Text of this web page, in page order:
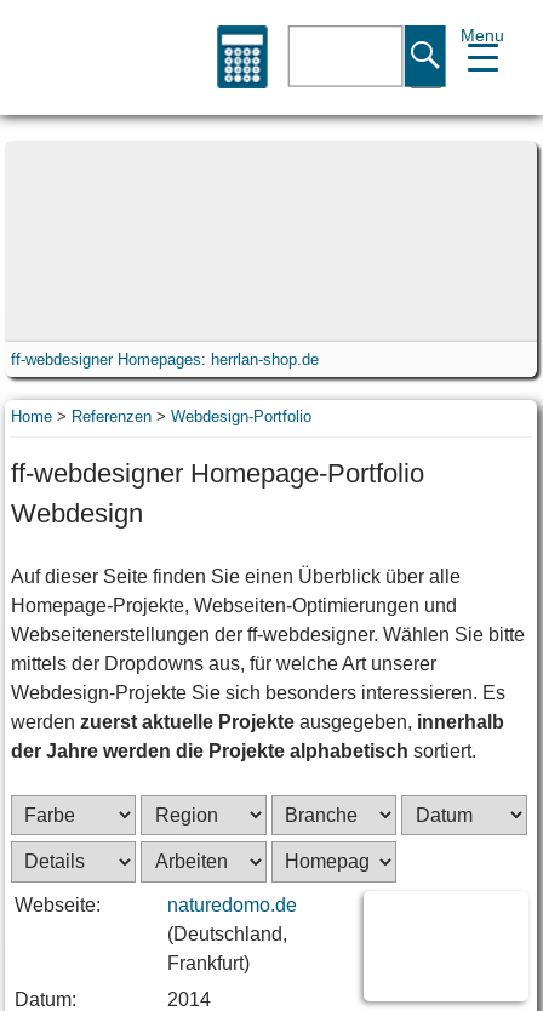
Home> Referenzen> Webdesign-Portfolio
ff-webdesigner Homepage-Portfolio
Webdesign
Auf dieser Seite finden Sie einen Überblick über alle
Homepage-Projekte, Webseiten-Optimierungen und
Webseitenerstellungen der ff-webdesigner. Wählen Sie bitte
mittels der Dropdowns aus, für welche Art unserer
Webdesign-Projekte Sie sich besonders interessieren. Es
werden zuerst aktuelle Projekteausgegeben, innerhalb
der Jahre werden die Projekte alphabetisch sortiert.
Webseite:
naturedomo.de
(Deutschland,
Frankfurt)
Datum:
2014
ff-webdesigner Homepages: herrlan-shop.de
Menu